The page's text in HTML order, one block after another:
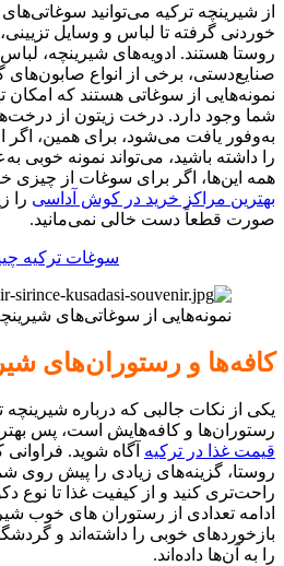
از شیرینچه ترکیه می‌توانید سوغاتی‌های
خوردنی گرفته تا لباس و وسایل
روستا هستند. ادویه‌های شیرینچه،
صنایع‌دستی، برخی از انواع صابون‌های
نمونه‌هایی از سوغاتی هستند که امکان
شما وجود دارد. درخت زیتون از
به‌وفور یافت می‌شود، برای همین،
را داشته باشید، می‌تواند نمونه خوبی
همه این‌ها، اگر برای سوغات از چیزی
بهترین مراکز خرید در کوش آداسی را
صورت قطعاً دست خالی نمی‌مانید.
سوغات ترکیه
نمونه‌هایی از سوغاتی‌های
کافه‌ها و رستوران‌های
یکی از نکات جالبی که درباره شیرینچه
رستوران‌ها و کافه‌هایش است، پس
قیمت غذا در ترکیه آگاه شوید.
روستا، گزینه‌های زیادی را پیش روی
راحت‌تری کنید و از کیفیت غذا تا نوع
ادامه تعدادی از رستوران های خوب
بازخوردهای خوبی را داشته‌اند و
را به آن‌ها داده‌اند.